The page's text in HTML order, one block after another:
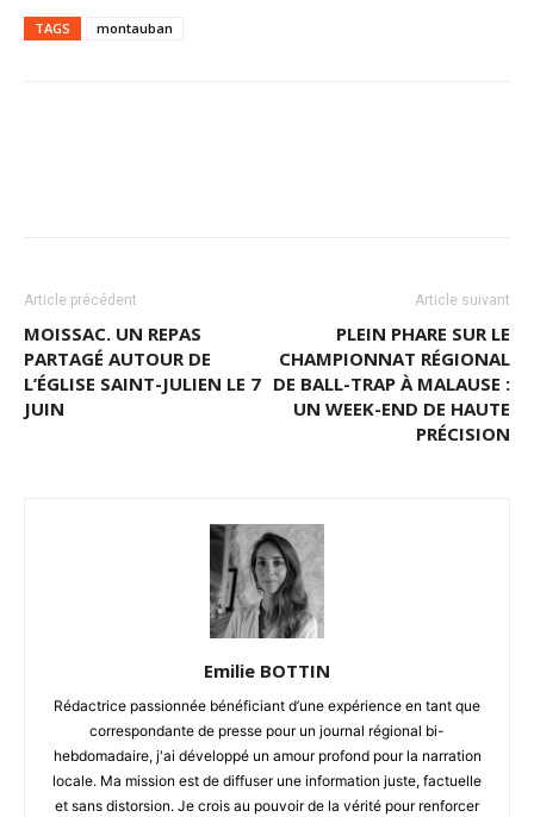
TAGS montauban
Article précédent
MOISSAC. UN REPAS
PARTAGÉ AUTOUR DE
L’ÉGLISE SAINT-JULIEN LE 7
JUIN
Article suivant
PLEIN PHARE SUR LE
CHAMPIONNAT RÉGIONAL
DE BALL-TRAP À MALAUSE :
UN WEEK-END DE HAUTE
PRÉCISION
Emilie BOTTIN
Rédactrice passionnée bénéficiant d’une expérience en tant que
correspondante de presse pour un journal régional bi-
hebdomadaire, j'ai développé un amour profond pour la narration
locale. Ma mission est de diffuser une information juste, factuelle
et sans distorsion. Je crois au pouvoir de la vérité pour renforcer